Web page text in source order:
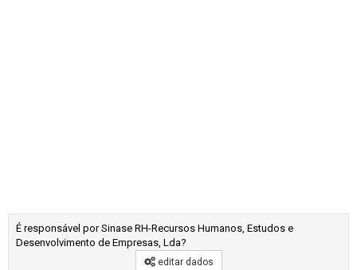
É responsável por Sinase RH-Recursos Humanos, Estudos e
Desenvolvimento de Empresas, Lda?
editar dados